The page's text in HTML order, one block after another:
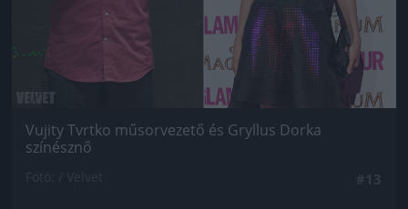
Vujity Tvrtko műsorvezető és Gryllus Dorka
színésznő